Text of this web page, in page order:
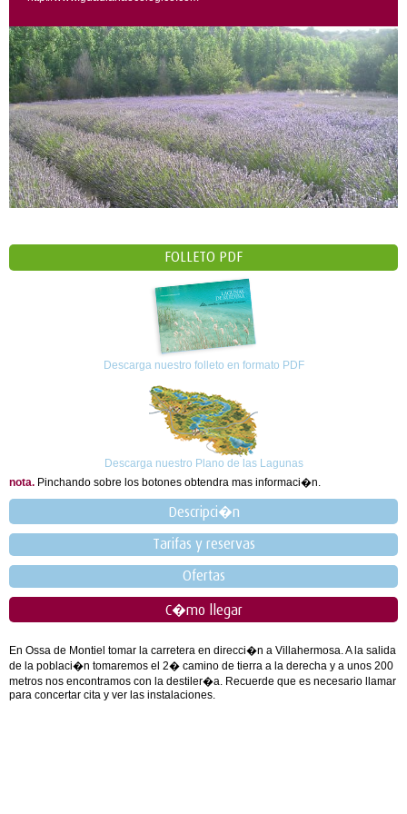
FOLLETO PDF
Descarga nuestro folleto en formato PDF
Descarga nuestro Plano de las Lagunas
nota. Pinchando sobre los botones obtendra mas informaci�n.
Descripci�n
Tarifas y reservas
Ofertas
C�mo llegar
En Ossa de Montiel tomar la carretera en direcci�n a Villahermosa. A la salida
de la poblaci�n tomaremos el 2� camino de tierra a la derecha y a unos 200
metros nos encontramos con la destiler�a. Recuerde que es necesario llamar
para concertar cita y ver las instalaciones.